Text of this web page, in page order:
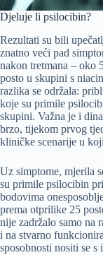
Djeluje li psilocibin?
Rezultati su bili
znatno veći pad
nakon tretmana – oko
posto u skupini s
razlika se održala:
koje su primile
skupini. Važna je i
brzo, tijekom prvog
kliničke scenarije u
Uz simptome, mjerila
su primile psilocibin
bodovima
prema otprilike 25
nije zadržalo samo na
i na stvarno
sposobnosti nositi se s